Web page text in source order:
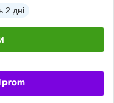
2 дні